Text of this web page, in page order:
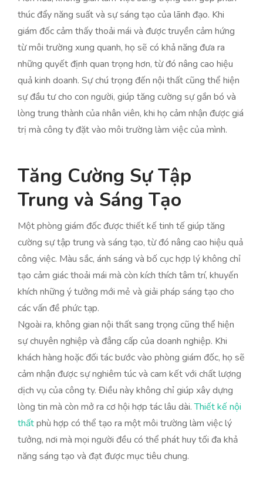
thúc đẩy năng suất và sự sáng tạo của lãnh đạo. Khi
giám đốc cảm thấy thoải mái và được truyền cảm hứng
từ môi trường xung quanh, họ sẽ có khả năng đưa ra
những quyết định quan trọng hơn, từ đó nâng cao hiệu
quả kinh doanh. Sự chú trọng đến nội thất cũng thể hiện
sự đầu tư cho con người, giúp tăng cường sự gắn bó và
lòng trung thành của nhân viên, khi họ cảm nhận được giá
trị mà công ty đặt vào môi trường làm việc của mình.
Tăng Cường Sự Tập
Trung và Sáng Tạo
Một phòng giám đốc được thiết kế tinh tế giúp tăng
cường sự tập trung và sáng tạo, từ đó nâng cao hiệu quả
công việc. Màu sắc, ánh sáng và bố cục hợp lý không chỉ
tạo cảm giác thoải mái mà còn kích thích tâm trí, khuyến
khích những ý tưởng mới mẻ và giải pháp sáng tạo cho
các vấn đề phức tạp.
Ngoài ra, không gian nội thất sang trọng cũng thể hiện
sự chuyên nghiệp và đẳng cấp của doanh nghiệp. Khi
khách hàng hoặc đối tác bước vào phòng giám đốc, họ sẽ
cảm nhận được sự nghiêm túc và cam kết với chất lượng
dịch vụ của công ty. Điều này không chỉ giúp xây dựng
lòng tin mà còn mở ra cơ hội hợp tác lâu dài.Thiết kế nội
thấtphù hợp có thể tạo ra một môi trường làm việc lý
tưởng, nơi mà mọi người đều có thể phát huy tối đa khả
năng sáng tạo và đạt được mục tiêu chung.